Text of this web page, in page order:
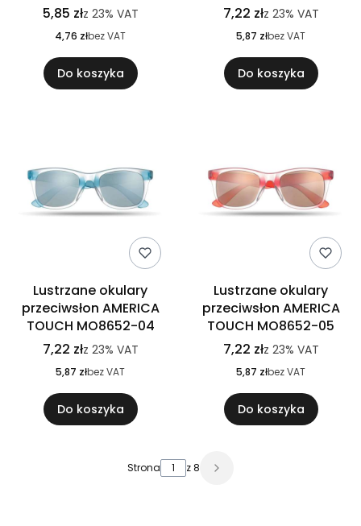
5,85 złz 23% VAT
4,76 złbez VAT
Do koszyka
7,22 złz 23% VAT
5,87 złbez VAT
Do koszyka
Lustrzane okulary
przeciwsłon AMERICA
TOUCH MO8652-04
7,22 złz 23% VAT
5,87 złbez VAT
Do koszyka
Lustrzane okulary
przeciwsłon AMERICA
TOUCH MO8652-05
7,22 złz 23% VAT
5,87 złbez VAT
Do koszyka
Strona z 8